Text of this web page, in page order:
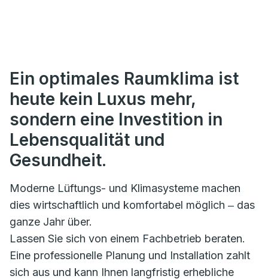
Ein optimales Raumklima ist
heute kein Luxus mehr,
sondern eine Investition in
Lebensqualität und
Gesundheit.
Moderne Lüftungs- und Klimasysteme machen
dies wirtschaftlich und komfortabel möglich ‒ das
ganze Jahr über.
Lassen Sie sich von einem Fachbetrieb beraten.
Eine professionelle Planung und Installation zahlt
sich aus und kann Ihnen langfristig erhebliche